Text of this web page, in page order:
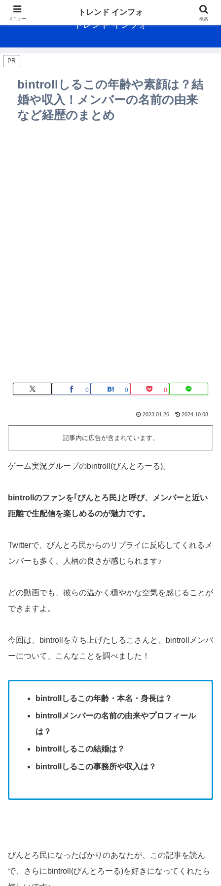
メニュー
トレンド インフォ
検索
トレンド インフォ
PR
bintrollしるこの年齢や素顔は？結
婚や収入！メンバーの名前の由来
など経歴のまとめ
0 0 0
2023.01.26 2024.10.08
記事内に広告が含まれています。
ゲーム実況グループのbintroll(びんとろーる)。
bintrollのファンを｢びんとろ民｣と呼び、メンバーと近い
距離で生配信を楽しめるのが魅力です。
Twitterで、びんとろ民からのリプライに反応してくれるメ
ンバーも多く、人柄の良さが感じられます♪
どの動画でも、彼らの温かく穏やかな空気を感じることが
できますよ。
今回は、bintrollを立ち上げたしるこさんと、bintrollメンバ
ーについて、こんなことを調べました！
bintrollしるこの年齢・本名・身長は？
bintrollメンバーの名前の由来やプロフィール
は？
bintrollしるこの結婚は？
bintrollしるこの事務所や収入は？
びんとろ民になったばかりのあなたが、この記事を読ん
で、さらにbintroll(びんとろーる)を好きになってくれたら